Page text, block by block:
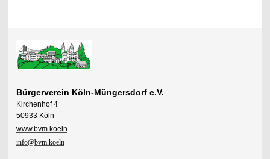
Bürgerverein Köln-Müngersdorf e.V.
Kirchenhof 4
50933 Köln
www.bvm.koeln
info@bvm.koeln